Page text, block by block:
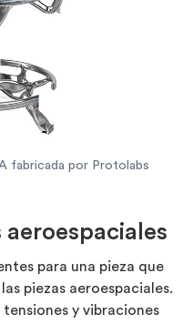
fabricada por Protolabs
para una pieza que
piezas aeroespaciales.
y vibraciones